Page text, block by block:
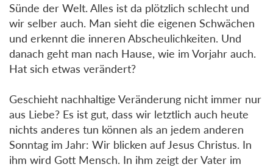
Sünde der Welt. Alles ist da plötzlich schlecht und
wir selber auch. Man sieht die eigenen Schwächen
und erkennt die inneren Abscheulichkeiten. Und
danach geht man nach Hause, wie im Vorjahr auch.
Hat sich etwas verändert?
Geschieht nachhaltige Veränderung nicht immer nur
aus Liebe? Es ist gut, dass wir letztlich auch heute
nichts anderes tun können als an jedem anderen
Sonntag im Jahr: Wir blicken auf Jesus Christus. In
ihm wird Gott Mensch. In ihm zeigt der Vater im